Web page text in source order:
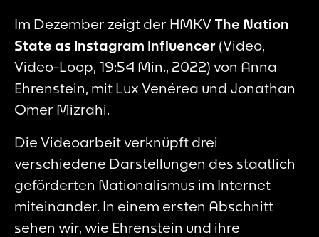
Im Dezember zeigt der HMKV The Nation
State as Instagram Influencer (Video,
Video-Loop, 19:54 Min., 2022) von Anna
Ehrenstein, mit Lux Venérea und Jonathan
Omer Mizrahi.
Die Videoarbeit verknüpft drei
verschiedene Darstellungen des staatlich
geförderten Nationalismus im Internet
miteinander. In einem ersten Abschnitt
sehen wir, wie Ehrenstein und ihre